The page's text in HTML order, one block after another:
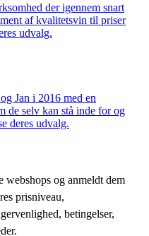
der igennem snart
af kvalitetsvin til priser
udvalg.
Jan i 2016 med en
de selv kan stå inde for og
deres udvalg.
webshops og anmeldt dem
prisniveau,
betingelser,